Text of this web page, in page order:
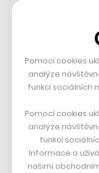
16. 2. 2024 06:25
Pomocí cookies
analýze
funkcí sociálních
Pomocí cookies
analýze
funkcí
Informace o
našimi